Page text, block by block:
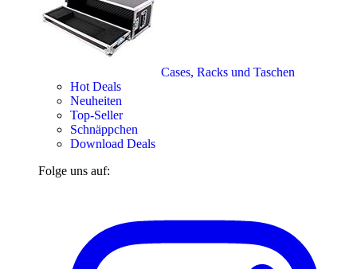
Cases, Racks und Taschen
Hot Deals
Neuheiten
Top-Seller
Schnäppchen
Download Deals
Folge uns auf: